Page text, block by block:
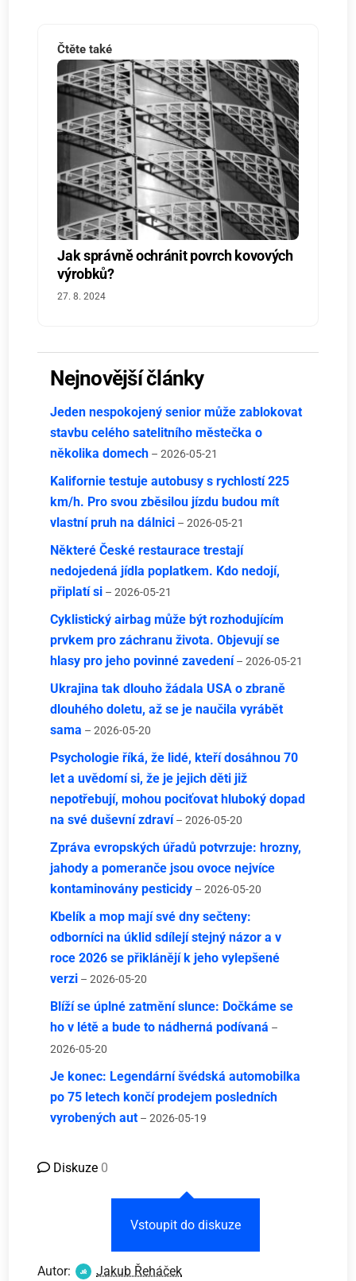
Čtěte také
Jak správně ochránit povrch kovových
výrobků?
27. 8. 2024
Nejnovější články
Jeden nespokojený senior může zablokovat
stavbu celého satelitního městečka o
několika domech – 2026-05-21
Kalifornie testuje autobusy s rychlostí 225
km/h. Pro svou zběsilou jízdu budou mít
vlastní pruh na dálnici – 2026-05-21
Některé České restaurace trestají
nedojedená jídla poplatkem. Kdo nedojí,
připlatí si – 2026-05-21
Cyklistický airbag může být rozhodujícím
prvkem pro záchranu života. Objevují se
hlasy pro jeho povinné zavedení – 2026-05-21
Ukrajina tak dlouho žádala USA o zbraně
dlouhého doletu, až se je naučila vyrábět
sama – 2026-05-20
Psychologie říká, že lidé, kteří dosáhnou 70
let a uvědomí si, že je jejich děti již
nepotřebují, mohou pociťovat hluboký dopad
na své duševní zdraví – 2026-05-20
Zpráva evropských úřadů potvrzuje: hrozny,
jahody a pomeranče jsou ovoce nejvíce
kontaminovány pesticidy – 2026-05-20
Kbelík a mop mají své dny sečteny:
odborníci na úklid sdílejí stejný názor a v
roce 2026 se přiklánějí k jeho vylepšené
verzi – 2026-05-20
Blíží se úplné zatmění slunce: Dočkáme se
ho v létě a bude to nádherná podívaná –
2026-05-20
Je konec: Legendární švédská automobilka
po 75 letech končí prodejem posledních
vyrobených aut – 2026-05-19
Diskuze 0
Vstoupit do diskuze
Autor: Jakub Řeháček